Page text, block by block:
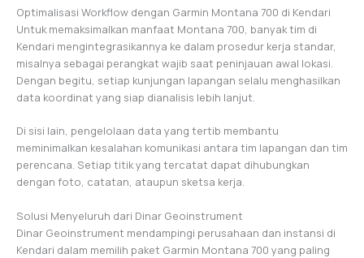
Optimalisasi Workflow dengan Garmin Montana 700 di Kendari
Untuk memaksimalkan manfaat Montana 700, banyak tim di
Kendari mengintegrasikannya ke dalam prosedur kerja standar,
misalnya sebagai perangkat wajib saat peninjauan awal lokasi.
Dengan begitu, setiap kunjungan lapangan selalu menghasilkan
data koordinat yang siap dianalisis lebih lanjut.
Di sisi lain, pengelolaan data yang tertib membantu
meminimalkan kesalahan komunikasi antara tim lapangan dan tim
perencana. Setiap titik yang tercatat dapat dihubungkan
dengan foto, catatan, ataupun sketsa kerja.
Solusi Menyeluruh dari Dinar Geoinstrument
Dinar Geoinstrument mendampingi perusahaan dan instansi di
Kendari dalam memilih paket Garmin Montana 700 yang paling